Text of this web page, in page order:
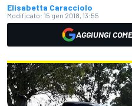
Elisabetta Caracciolo
Modificato: 15 gen 2018, 13:55
AGGIUNGI